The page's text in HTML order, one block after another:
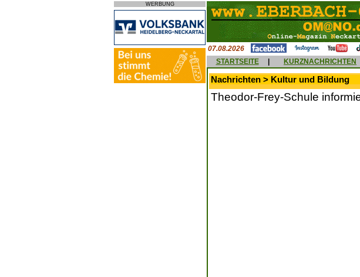
WERBUNG
07.08.2026
STARTSEITE
KURZNACHRICHTEN
Nachrichten > Kultur und Bildung
Theodor-Frey-Schule